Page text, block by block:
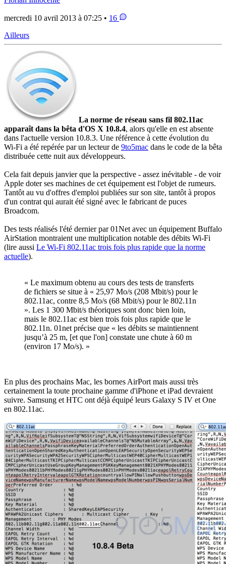
mercredi 10 avril 2013 à 07:25 • 16
Ailleurs
La norme de réseau sans fil 802.11ac
apparaît dans la bêta d'OS X 10.8.4, alors qu'elle en est absente
dans l'actuelle version 10.8.3. Une référence à cette évolution du
Wi-Fi a été repérée par un lecteur de 9to5mac dans le code de la bêta
distribuée cette nuit aux développeurs.
Cela fait depuis janvier que la perspective - assez inévitable - de voir
Apple doter ses machines de cet équipement est l'objet de rumeurs.
Tantôt au vu d'offres d'emploi publiées sur son site, tantôt à propos
d'un contrat qui aurait été signé avec le fabricant de puces
Broadcom.
Des tests réalisés l'été dernier par 01Net avec un équipement Buffalo
AirStation montraient une multiplication notable des débits Wi-Fi
(lire aussi Le Wi-Fi 802.11ac trois fois plus rapide que la norme
actuelle).
« Le maximum obtenu au cours des tests de transferts
de fichiers se situe à « 25,97 Mo/s (208 Mbit/s) pour le
802.11ac, contre 8,5 Mo/s (68 Mbit/s) pour le 802.11n
». Les 1 300 Mbit/s théoriques sont donc bien loin,
mais le 802.11ac est bien trois fois plus rapide que le
802.11n. 01net précise que « les débits se maintiennent
jusqu’à 25 m, [et que l'on] constate une chute à 60 m
(environ 17 Mo/s). »
En plus des prochains Mac, les bornes AirPort mais aussi très
certainement la toute prochaine gamme d'iPhone et iPad devraient
suivre. Samsung et HTC ont déjà équipé leurs Galaxy S IV et One
en 802.11ac.